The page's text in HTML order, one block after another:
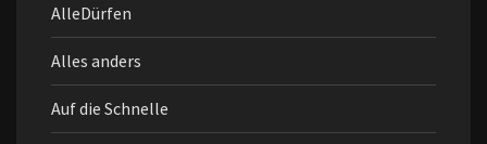
AlleDürfen
Alles anders
Auf die Schnelle